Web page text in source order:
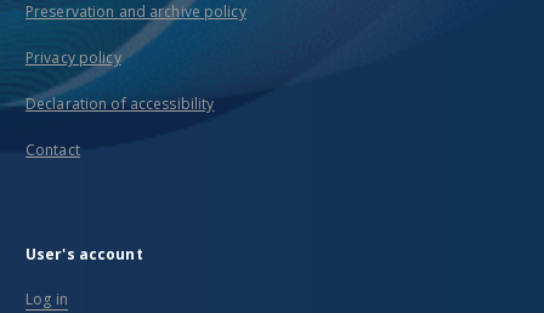
Preservation and archive policy
Privacy policy
Declaration of accessibility
Contact
User's account
Log in